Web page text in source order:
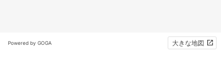
Powered by GOGA 大きな地図